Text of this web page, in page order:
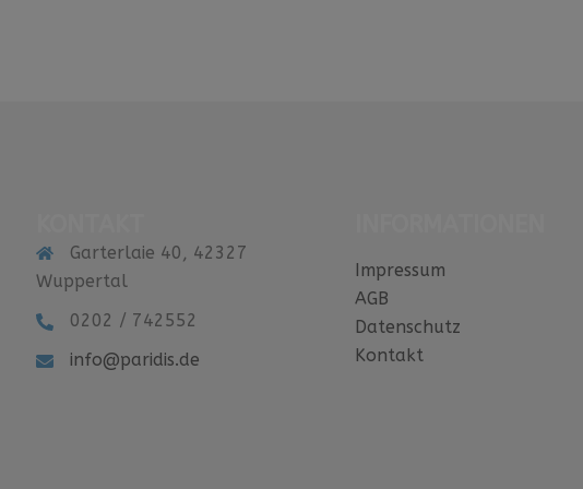
Garterlaie 40, 42327
Wuppertal
0202 / 742552
info@paridis.de
Impressum
AGB
Datenschutz
Kontakt